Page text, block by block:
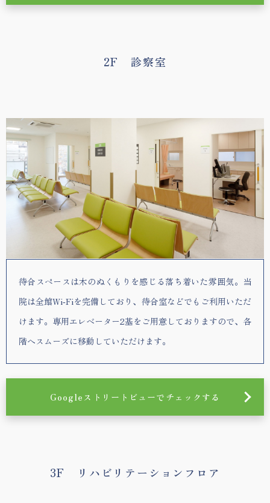
2F 診察室
待合スペースは木のぬくもりを感じる落ち着いた雰囲気。当
院は全館Wi‑Fiを完備しており、待合室などでもご利用いただ
けます。専用エレベーター2基をご用意しておりますので、各
階へスムーズに移動していただけます。
Googleストリートビューでチェックする
3F リハビリテーションフロア